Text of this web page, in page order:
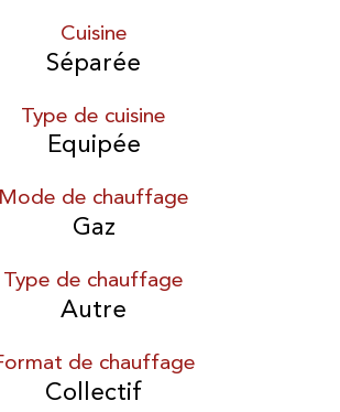
Cuisine
Séparée
Type de cuisine
Equipée
Mode de chauffage
Gaz
Type de chauffage
Autre
de chauffage
Collectif